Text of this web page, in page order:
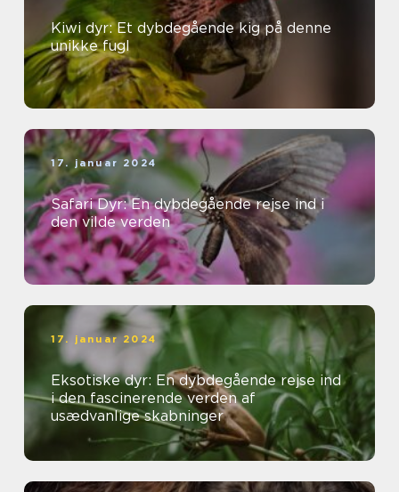
Kiwi dyr: Et dybdegående kig på denne
unikke fugl
17. januar 2024
Safari Dyr: En dybdegående rejse ind i
den vilde verden
17. januar 2024
Eksotiske dyr: En dybdegående rejse ind
i den fascinerende verden af
usædvanlige skabninger